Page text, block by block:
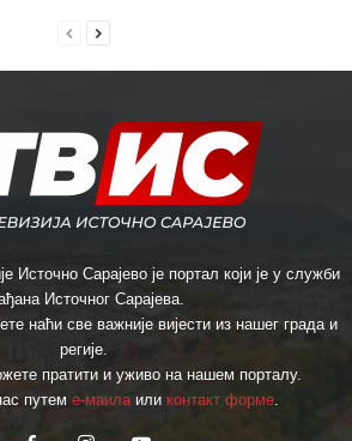
Источно Сарајево је портал који је у служби
Источног Сарајева.
наћи све важније вијести из нашег града и
регије.
пратити и уживо на нашем порталу.
путем е-маилаили контакт форме.